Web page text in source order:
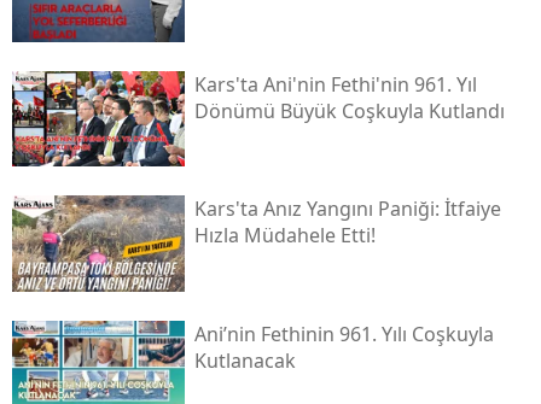
Kars'ta Ani'nin Fethi'nin 961. Yıl
Dönümü Büyük Coşkuyla Kutlandı
Kars'ta Anız Yangını Paniği: İtfaiye
Hızla Müdahele Etti!
Ani’nin Fethinin 961. Yılı Coşkuyla
Kutlanacak